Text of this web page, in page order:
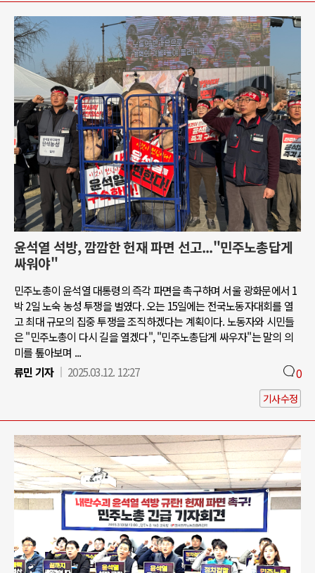
윤석열 석방, 깜깜한 헌재 파면 선고..."민주노총답게
싸워야"
민주노총이 윤석열 대통령의 즉각 파면을 촉구하며 서울 광화문에서 1
박 2일 노숙 농성 투쟁을 벌였다. 오는 15일에는 전국노동자대회를 열
고 최대 규모의 집중 투쟁을 조직하겠다는 계획이다. 노동자와 시민들
은 "민주노총이 다시 길을 열겠다", "민주노총답게 싸우자"는 말의 의
미를 톺아보며 ...
류민 기자
2025.03.12. 12:27 0
기사수정